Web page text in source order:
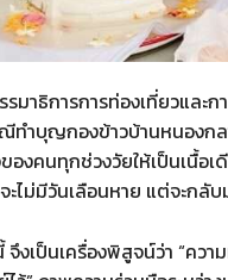
มาธิการการท่องเที่ยวและ
ณีทำบุญกองข้าวบ้านหนอง
งคนทุกช่วงวัยให้เป็นเนื้อ
ม่มีวันเลือนหาย แต่จะกลั
เป็นเครื่องพิสูจน์ว่า “คว